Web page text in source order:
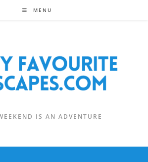
MENU
IS AN ADVENTURE